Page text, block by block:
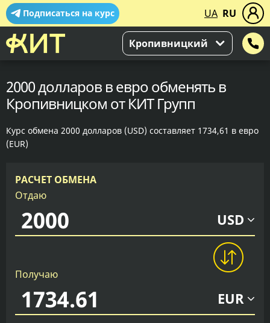
Подписаться на курс UA RU
Кропивницкий
2000 долларов в евро обменять в
Кропивницком от КИТ Групп
Курс обмена 2000 долларов (USD) составляет 1734,61 в евро
(EUR)
РАСЧЕТ ОБМЕНА
Отдаю
USD
Получаю
EUR